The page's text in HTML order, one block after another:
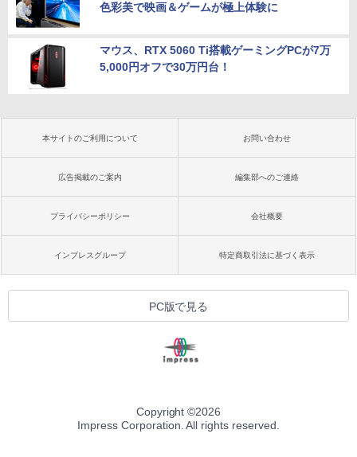
色彩美で映画＆ゲームが極上体験に
マウス、RTX 5060 Ti搭載ゲーミングPCが7万
5,000円オフで30万円台！
本サイトのご利用について お問い合わせ
広告掲載のご案内 編集部へのご連絡
プライバシーポリシー 会社概要
インプレスグループ 特定商取引法に基づく表示
PC版で見る
Copyright ©2026
Impress Corporation. All rights reserved.